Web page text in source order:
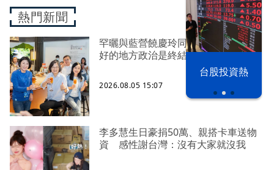
以色列 穹頂
台股投資熱
熱門新聞
罕曬與藍營饒慶玲同框照 蔡英文：
好的地方政治是終結對立、彼此接力
2026.08.05 15:07
李多慧生日豪捐50萬、親搭卡車送物
資 感性謝台灣：沒有大家就沒我